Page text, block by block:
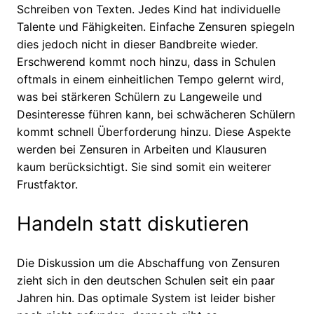
Schreiben von Texten. Jedes Kind hat individuelle
Talente und Fähigkeiten. Einfache Zensuren spiegeln
dies jedoch nicht in dieser Bandbreite wieder.
Erschwerend kommt noch hinzu, dass in Schulen
oftmals in einem einheitlichen Tempo gelernt wird,
was bei stärkeren Schülern zu Langeweile und
Desinteresse führen kann, bei schwächeren Schülern
kommt schnell Überforderung hinzu. Diese Aspekte
werden bei Zensuren in Arbeiten und Klausuren
kaum berücksichtigt. Sie sind somit ein weiterer
Frustfaktor.
Handeln statt diskutieren
Die Diskussion um die Abschaffung von Zensuren
zieht sich in den deutschen Schulen seit ein paar
Jahren hin. Das optimale System ist leider bisher